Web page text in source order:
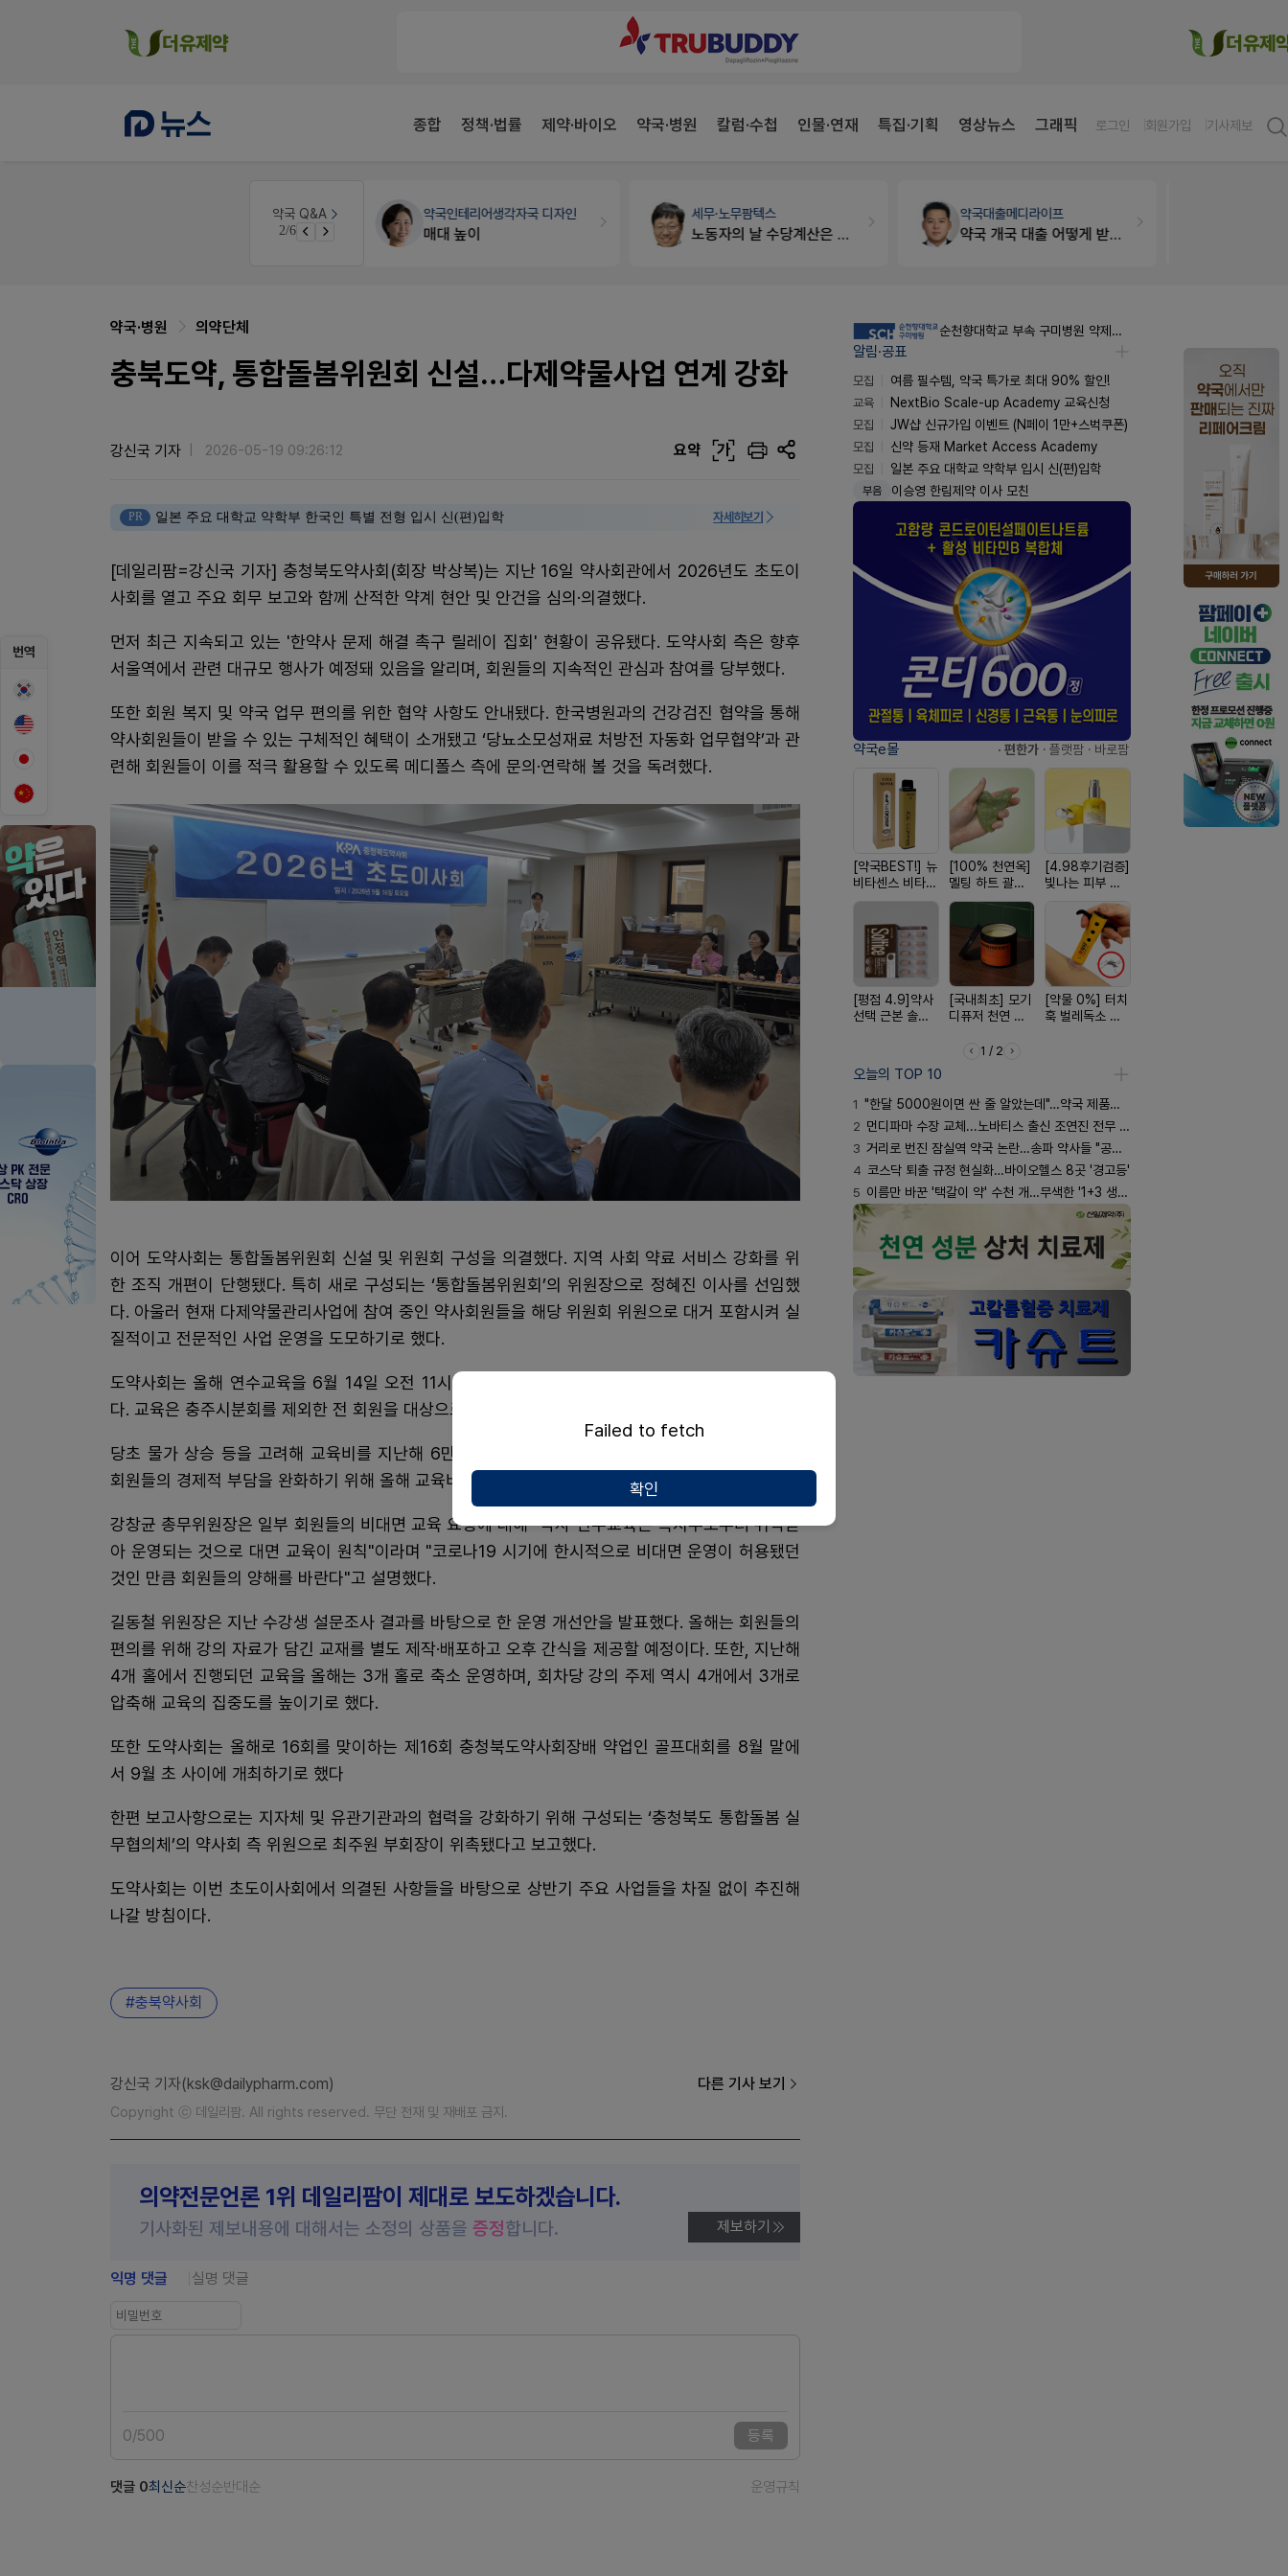
종합 정책·법률 제약·바이오 약국·병원 칼럼·수첩 인물·연재 특집·기획 영상뉴스 그래픽 로그인 회원가입 기사제보
약국 Q&A
3/6
약국인테리어생각자국 디자인
매대 높이
세무·노무팜텍스
노동자의 날 수당계산은 어떻게 되나요
약국대출메디라이프
약국 개국 대출 어떻게 받아야할지 어렵습니다
번역
약국·병원 의약단체
충북도약, 통합돌봄위원회 신설…다제약물사업 연계 강화
강신국 기자 2026-05-19 09:26:12 요약 가
PR 일본 주요 대학교 약학부 한국인 특별 전형 입시 신(편)입학 자세히보기
[데일리팜=강신국 기자] 충청북도약사회(회장 박상복)는 지난 16일 약사회관에서 2026년도 초도이
사회를 열고 주요 회무 보고와 함께 산적한 약계 현안 및 안건을 심의·의결했다.
먼저 최근 지속되고 있는 '한약사 문제 해결 촉구 릴레이 집회' 현황이 공유됐다. 도약사회 측은 향후
서울역에서 관련 대규모 행사가 예정돼 있음을 알리며, 회원들의 지속적인 관심과 참여를 당부했다.
또한 회원 복지 및 약국 업무 편의를 위한 협약 사항도 안내됐다. 한국병원과의 건강검진 협약을 통해
약사회원들이 받을 수 있는 구체적인 혜택이 소개됐고 ‘당뇨소모성재료 처방전 자동화 업무협약’과 관
련해 회원들이 이를 적극 활용할 수 있도록 메디폴스 측에 문의·연락해 볼 것을 독려했다.
이어 도약사회는 통합돌봄위원회 신설 및 위원회 구성을 의결했다. 지역 사회 약료 서비스 강화를 위
한 조직 개편이 단행됐다. 특히 새로 구성되는 ‘통합돌봄위원회’의 위원장으로 정혜진 이사를 선임했
다. 아울러 현재 다제약물관리사업에 참여 중인 약사회원들을 해당 위원회 위원으로 대거 포함시켜 실
질적이고 전문적인 사업 운영을 도모하기로 했다.
도약사회는 올해 연수교육을 6월 14일 오전 11시부터 오후 6시까지 엔포드호텔에서 개최하기로 했
다. 교육은 충주시분회를 제외한 전 회원을 대상으로 6평점 교육으로 진행된다.
당초 물가 상승 등을 고려해 교육비를 지난해 6만 원에서 9만 원으로 인상하는 방안이 언급됐으나,
회원들의 경제적 부담을 완화하기 위해 올해 교육비는 전년과 같이 동결하기로 최종 결정했다.
강창균 총무위원장은 일부 회원들의 비대면 교육 요청에 대해 "약사 연수교육은 복지부로부터 위탁받
아 운영되는 것으로 대면 교육이 원칙"이라며 "코로나19 시기에 한시적으로 비대면 운영이 허용됐던
것인 만큼 회원들의 양해를 바란다"고 설명했다.
길동철 위원장은 지난 수강생 설문조사 결과를 바탕으로 한 운영 개선안을 발표했다. 올해는 회원들의
편의를 위해 강의 자료가 담긴 교재를 별도 제작·배포하고 오후 간식을 제공할 예정이다. 또한, 지난해
4개 홀에서 진행되던 교육을 올해는 3개 홀로 축소 운영하며, 회차당 강의 주제 역시 4개에서 3개로
압축해 교육의 집중도를 높이기로 했다.
또한 도약사회는 올해로 16회를 맞이하는 제16회 충청북도약사회장배 약업인 골프대회를 8월 말에
서 9월 초 사이에 개최하기로 했다
한편 보고사항으로는 지자체 및 유관기관과의 협력을 강화하기 위해 구성되는 ‘충청북도 통합돌봄 실
무협의체’의 약사회 측 위원으로 최주원 부회장이 위촉됐다고 보고했다.
도약사회는 이번 초도이사회에서 의결된 사항들을 바탕으로 상반기 주요 사업들을 차질 없이 추진해
나갈 방침이다.
충북약사회
강신국 기자(ksk@dailypharm.com) 다른 기사 보기
Copyright ⓒ 데일리팜. All rights reserved. 무단 전재 및 재배포 금지.
의약전문언론 1위 데일리팜이 제대로 보도하겠습니다.
기사화된 제보내용에 대해서는 소정의 상품을 증정합니다. 제보하기
익명 댓글 실명 댓글
0/500 등록
댓글 0최신순찬성순반대순 운영규칙
순천향대학교 부속 구미병원 약제팀 계약직 야간약사 채용공고
알림·공표
모집
여름 필수템, 약국 특가로 최대 90% 할인!
교육
NextBio Scale-up Academy 교육신청
모집
JW샵 신규가입 이벤트 (N페이 1만+스벅쿠폰)
모집
신약 등재 Market Access Academy
모집
일본 주요 대학교 약학부 입시 신(편)입학
부음 이승영 한림제약 이사 모친
약국e몰 · 편한가 · 플랫팜 · 바로팜
[약국BEST!] 뉴
비타센스 비타민
흡입기
[100% 천연옥]
멜팅 하트 괄사
마사지기
[4.98후기검증]
빛나는 피부 오
[평점 4.9]약사
선택 근본 솔루
[국내최초] 모기
디퓨저 천연 계
퓨저
[약물 0%] 터치
훅 벌레독소 흡
1 / 2
오늘의 TOP 10
1 "한달 5000원이면 싼 줄 알았는데"…약국 제품과 비교해보니
2 먼디파마 수장 교체...노바티스 출신 조연진 전무 내정
3 거리로 번진 잠실역 약국 논란…송파 약사들 "공공성 훼손"
4 코스닥 퇴출 규정 현실화…바이오헬스 8곳 '경고등'
5 이름만 바꾼 '택갈이 약' 수천 개…무색한 '1+3 생동'
Failed to fetch
확인